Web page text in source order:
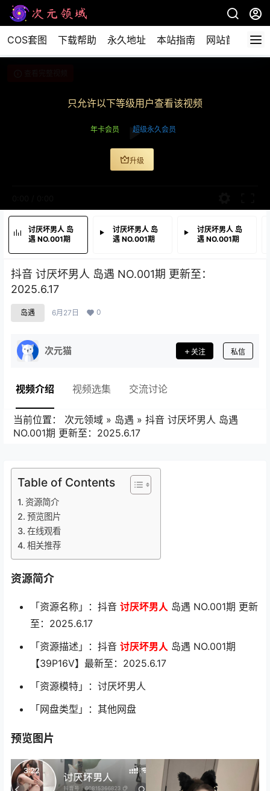
COS套图 下载帮助 永久地址 本站指南 网站首页
只允许以下等级用户查看该视频
年卡会员 超级永久会员
升级
讨厌坏男人 岛
遇 NO.001期
讨厌坏男人 岛
遇 NO.001期
讨厌坏男人 岛
遇 NO.001期
抖音 讨厌坏男人 岛遇 NO.001期 更新至：
2025.6.17
岛遇 6月27日 0
次元猫 关注 私信
视频介绍 视频选集 交流讨论
当前位置： 次元领域 » 岛遇 » 抖音 讨厌坏男人 岛遇
NO.001期 更新至：2025.6.17
Table of Contents
资源简介
预览图片
在线观看
相关推荐
资源简介
「资源名称」：抖音 讨厌坏男人 岛遇 NO.001期 更新
至：2025.6.17
「资源描述」：抖音 讨厌坏男人 岛遇 NO.001期
【39P16V】最新至：2025.6.17
「资源模特」：讨厌坏男人
「网盘类型」：其他网盘
预览图片